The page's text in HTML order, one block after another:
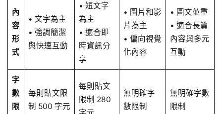
內
容
形
式
• 文字為主
• 強調簡潔
與快速互動
• 短文字
為主
• 適合即
時資訊分
享
• 圖片和影
片為主
• 偏向視覺
化內容
• 圖文並重
• 適合長篇
內容與多元
互動
字
數
限
每則貼文限
制 500 字元
每則貼文
限制 280
無明確字
數限制
無明確字數
限制